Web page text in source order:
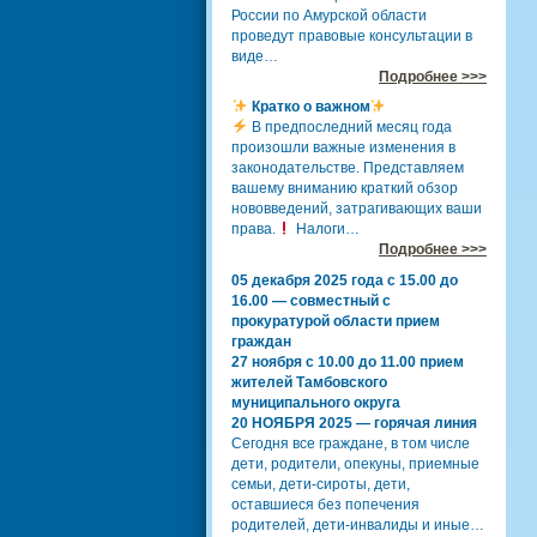
России по Амурской области
проведут правовые консультации в
виде…
Подробнее >>>
Кратко о важном
В предпоследний месяц года
произошли важные изменения в
законодательстве. Представляем
вашему вниманию краткий обзор
нововведений, затрагивающих ваши
права.
Налоги…
Подробнее >>>
05 декабря 2025 года с 15.00 до
16.00 — совместный с
прокуратурой области прием
граждан
27 ноября с 10.00 до 11.00 прием
жителей Тамбовского
муниципального округа
20 НОЯБРЯ 2025 — горячая линия
Сегодня все граждане, в том числе
дети, родители, опекуны, приемные
семьи, дети-сироты, дети,
оставшиеся без попечения
родителей, дети-инвалиды и иные…